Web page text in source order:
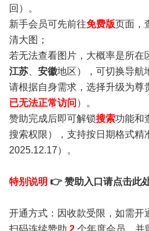
回）。
新手会员可先前往免费版页面，
清大图；
若无法查看图片，大概率是所在
江苏
安徽地区），可切换导航
请根据自身需求，选择升级为尊
已无法正常访问 ）。
赞助完成后即可解锁搜索功能和
搜索权限），支持按日期格式精
2025.12.17）。
特别说明 👉 赞助入口请点击此
开通方式：因收款受限，如需开
扫码连续赞助 2 个年度会员，并